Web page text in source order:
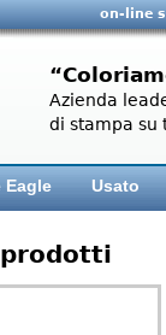
on-line
Azienda
di stampa su
Eagle Usato